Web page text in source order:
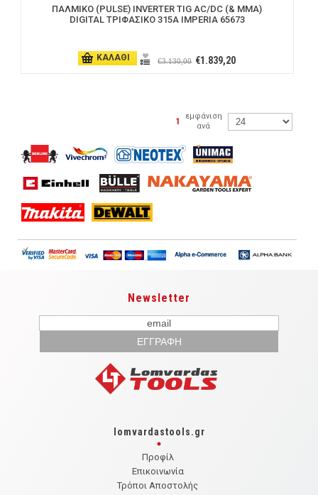
ΠΑΛΜΙΚΟ (PULSE) INVERTER TIG AC/DC (& MMA)
DIGITAL ΤΡΙΦΑΣΙΚΟ 315A IMPERIA 65673
ΚΑΛΑΘΙ €1.839,20
€3.130,00
1
εμφάνιση
ανά
Newsletter
lomvardastools.gr
Προφίλ
Επικοινωνία
Τρόποι Αποστολής